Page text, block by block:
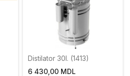
Distilator 30l. (1413)
6 430,00 MDL